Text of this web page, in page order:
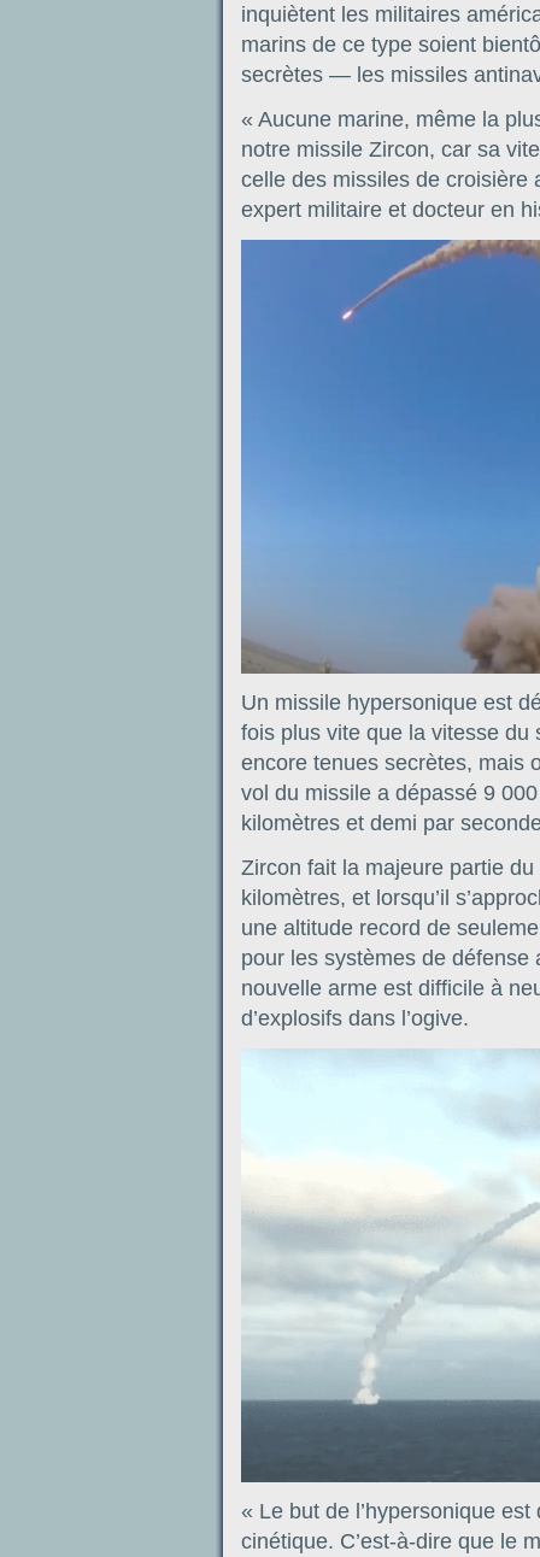
inquiètent les militaires
marins de ce type soient
secrètes — les missiles
« Aucune marine, même la
notre missile Zircon, car sa
celle des missiles de croisière
expert militaire et docteur en
Un missile hypersonique est
fois plus vite que la vitesse du
encore tenues secrètes, mais
vol du missile a dépassé 9
kilomètres et demi par
Zircon fait la majeure partie
kilomètres, et lorsqu’il
une altitude record de
pour les systèmes de
nouvelle arme est difficile à
d’explosifs dans l’ogive.
« Le but de l’hypersonique
cinétique. C’est-à-dire que le